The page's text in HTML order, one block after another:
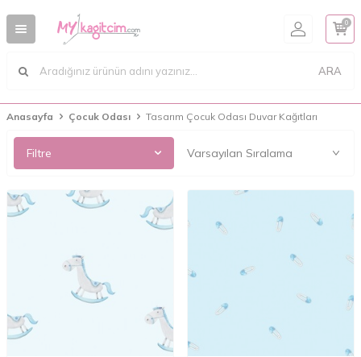
ARA
0
Anasayfa Çocuk Odası Tasarım Çocuk Odası Duvar Kağıtları
Filtre